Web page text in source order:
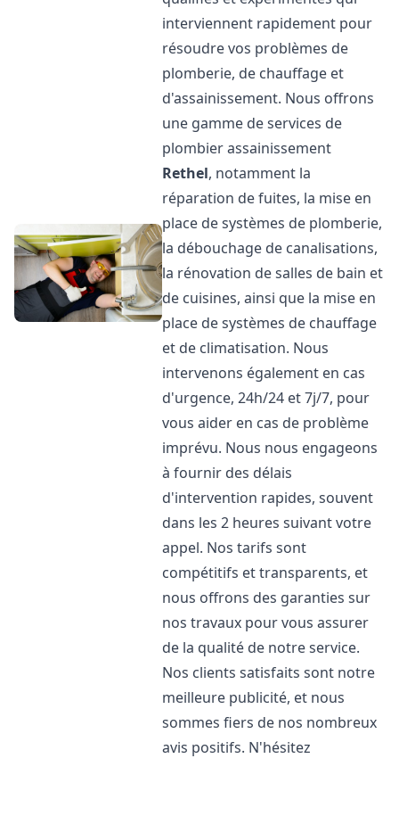
interviennent rapidement pour
résoudre vos problèmes de
plomberie, de chauffage et
d'assainissement. Nous offrons
une gamme de services de
plombier assainissement
Rethel, notamment la
réparation de fuites, la mise en
place de systèmes de plomberie,
la débouchage de canalisations,
la rénovation de salles de bain et
de cuisines, ainsi que la mise en
place de systèmes de chauffage
et de climatisation. Nous
intervenons également en cas
d'urgence, 24h/24 et 7j/7, pour
vous aider en cas de problème
imprévu. Nous nous engageons
à fournir des délais
d'intervention rapides, souvent
dans les 2 heures suivant votre
appel. Nos tarifs sont
compétitifs et transparents, et
nous offrons des garanties sur
nos travaux pour vous assurer
de la qualité de notre service.
Nos clients satisfaits sont notre
meilleure publicité, et nous
sommes fiers de nos nombreux
avis positifs. N'hésitez